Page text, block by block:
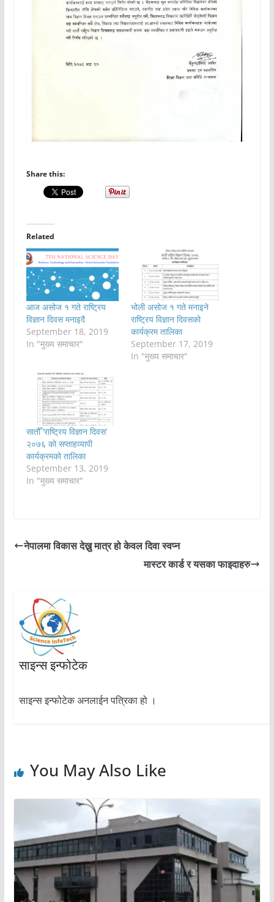
Share this:
Related
आज असोज १ गते राष्ट्रिय
विज्ञान दिवस मनाइदै
September 18, 2019
In "मुख्य समाचार"
भोली असोज १ गते मनाइने
राष्ट्रिय विज्ञान दिवसको
कार्यक्रम तालिका
September 17, 2019
In "मुख्य समाचार"
सातौँ ‘राष्ट्रिय विज्ञान दिवस’
२०७६ को सप्ताहव्यापी
कार्यक्रमको तालिका
September 13, 2019
In "मुख्य समाचार"
नेपालमा विकास देख्नु मात्र हो केवल दिवा स्वप्न
मास्टर कार्ड र यसका फाइदाहरु
साइन्स इन्फोटेक
साइन्स इन्फोटेक अनलाईन पत्रिका हो ।
You May Also Like